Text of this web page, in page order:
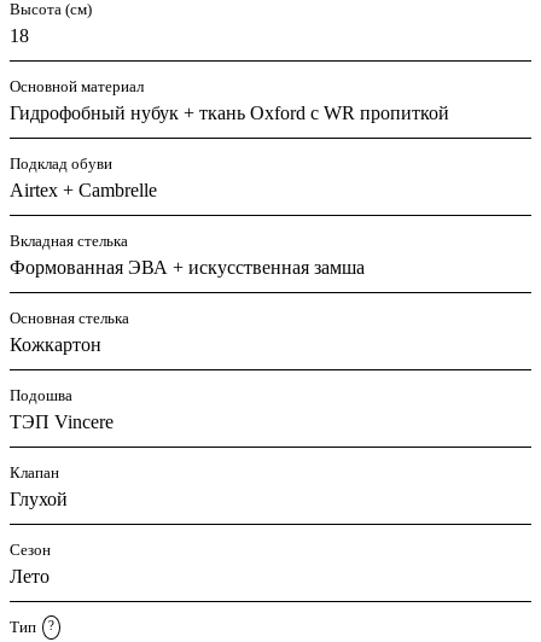
Высота (см)
18
Основной материал
Гидрофобный нубук + ткань Oxford с WR пропиткой
Подклад обуви
Airtex + Cambrelle
Вкладная стелька
Формованная ЭВА + искусственная замша
Основная стелька
Кожкартон
Подошва
ТЭП Vincere
Клапан
Глухой
Сезон
Лето
Тип ?